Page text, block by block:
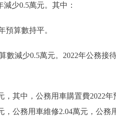
少0.5萬元。其中：
算數持平。
減少0.5萬元。2022年公務接
其中，公務用車購置費2022年
公務用車維修2.04萬元，公